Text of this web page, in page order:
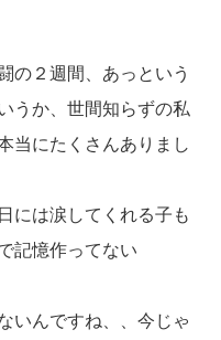
の２週間、あっという
うか、世間知らずの私
当にたくさんありまし
には涙してくれる子も
記憶作ってない
いんですね、、今じゃ